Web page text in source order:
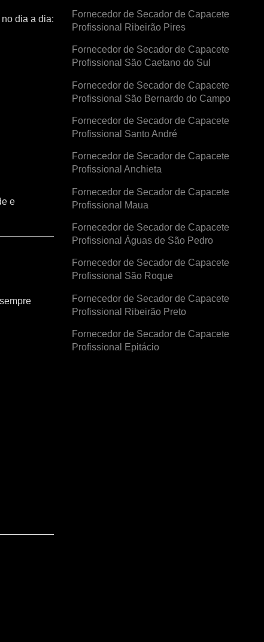
dia a dia:
e
Fornecedor de Secador de Capacete
Profissional Ribeirão Pires
Fornecedor de Secador de Capacete
Profissional São Caetano do Sul
Fornecedor de Secador de Capacete
Profissional São Bernardo do Campo
Fornecedor de Secador de Capacete
Profissional Santo André
Fornecedor de Secador de Capacete
Profissional Anchieta
Fornecedor de Secador de Capacete
Profissional Maua
Fornecedor de Secador de Capacete
Profissional Águas de São Pedro
Fornecedor de Secador de Capacete
Profissional São Roque
Fornecedor de Secador de Capacete
Profissional Ribeirão Preto
Fornecedor de Secador de Capacete
Profissional Epitácio